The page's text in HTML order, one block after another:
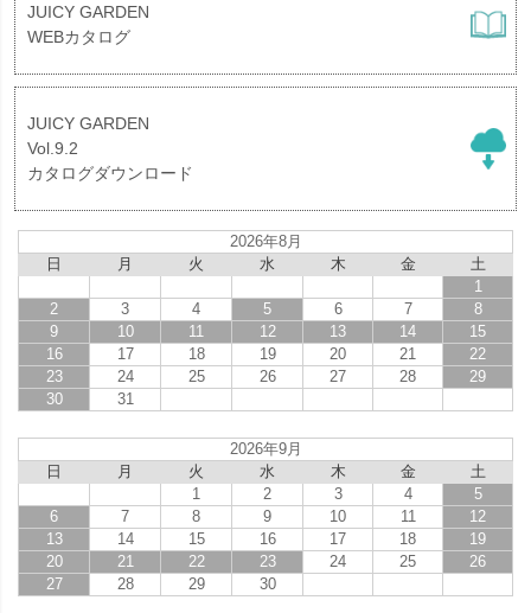
JUICY GARDEN
WEBカタログ
JUICY GARDEN
Vol.9.2
カタログダウンロード
2026年8月
日
月 火 水 木 金
土
1
2
3 4 5 6 7
8
9
10 11 12 13 14
15
16
17 18 19 20 21
22
23
24 25 26 27 28
29
30
31
2026年9月
日
月 火 水 木 金
土
1
2 3 4
5
6
7 8 9 10 11
12
13
14 15 16 17 18
19
20
21 22 23 24 25
26
27
28 29 30